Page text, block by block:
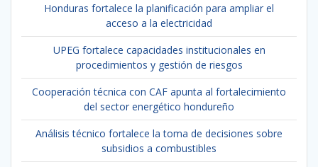
Honduras fortalece la planificación para ampliar el
acceso a la electricidad
UPEG fortalece capacidades institucionales en
procedimientos y gestión de riesgos
Cooperación técnica con CAF apunta al fortalecimiento
del sector energético hondureño
Análisis técnico fortalece la toma de decisiones sobre
subsidios a combustibles